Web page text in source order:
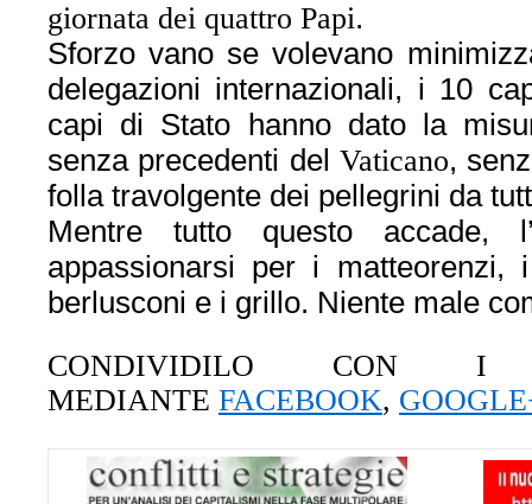
giornata dei quattro Papi.
Sforzo vano se volevano
delegazioni internazionali, i 10
capi di Stato hanno dato la
senza precedenti del Vaticano,
folla travolgente dei pellegrini da
Mentre tutto questo accade,
appassionarsi per i matteorenzi,
berlusconi e i grillo. Niente male
CONDIVIDILO CON
MEDIANTE FACEBOOK,